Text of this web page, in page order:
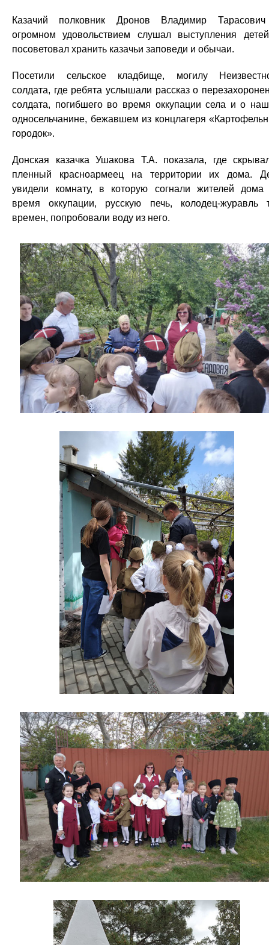
Казачий полковник Дронов Владимир
огромном удовольствием слушал выступления
посоветовал хранить казачьи заповеди и обычаи.
Посетили сельское кладбище, могилу
солдата, где ребята услышали рассказ о
солдата, погибшего во время оккупации села и о
односельчанине, бежавшем из концлагеря
городок».
Донская казачка Ушакова Т.А. показала, где
пленный красноармеец на территории их дома.
увидели комнату, в которую согнали жителей дома
время оккупации, русскую печь, колодец-журавль
времен, попробовали воду из него.